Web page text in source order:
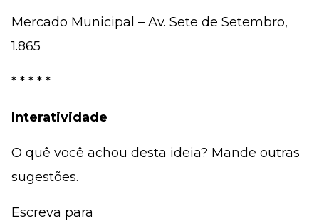
Mercado Municipal – Av. Sete de Setembro,
1.865
* * * * *
Interatividade
O quê você achou desta ideia? Mande outras
sugestões.
Escreva para